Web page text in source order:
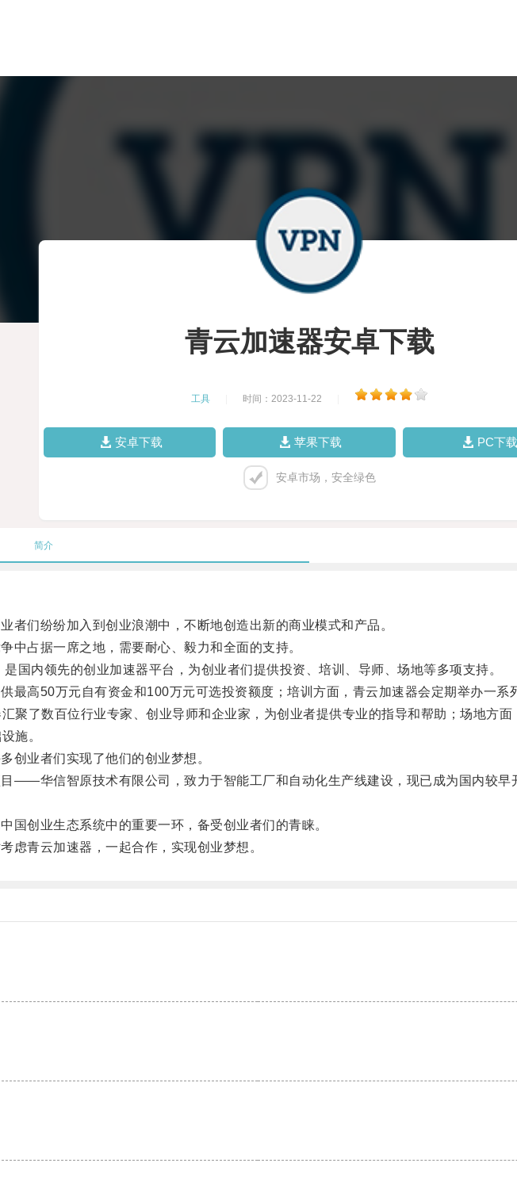
青云加速器安卓下载
工具 时间：2023-11-22
安卓下载 苹果下载 PC下载
安卓市场，安全绿色
简介
们纷纷加入到创业浪潮中，不断地创造出新的商业模式和产品。
占据一席之地，需要耐心、毅力和全面的支持。
内领先的创业加速器平台，为创业者们提供投资、培训、导师、场地等多项支持。
高50万元自有资金和100万元可选投资额度；培训方面，青云加速器会定期举办一系
聚了数百位行业专家、创业导师和企业家，为创业者提供专业的指导和帮助；场地方
施。
业者们实现了他们的创业梦想。
华信智原技术有限公司，致力于智能工厂和自动化生产线建设，现已成为国内较早
创业生态系统中的重要一环，备受创业者们的青睐。
青云加速器，一起合作，实现创业梦想。